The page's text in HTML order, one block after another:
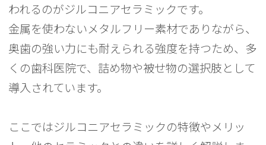
われるのがジルコニアセラミックです。
金属を使わないメタルフリー素材でありながら、
奥歯の強い力にも耐えられる強度を持つため、多
くの歯科医院で、詰め物や被せ物の選択肢として
導入されています。
ここではジルコニアセラミックの特徴やメリッ